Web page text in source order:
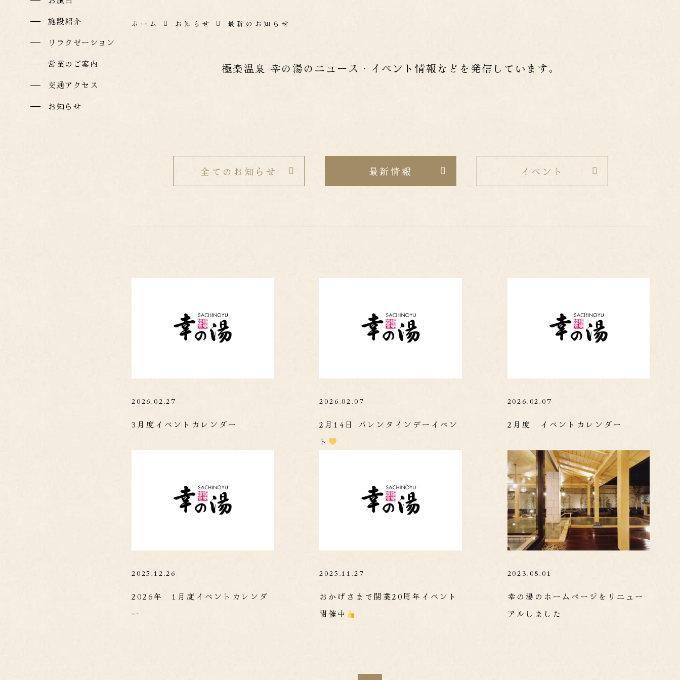
施設紹介
リラクゼーション
営業のご案内
交通アクセス
お知らせ
ホーム お知らせ 最新のお知らせ
極楽温泉 幸の湯のニュース・イベント情報などを発信しています。
全てのお知らせ 最新情報 イベント
2026.02.27
3月度イベントカレンダー
2026.02.07
2月14日 バレンタインデーイベン
ト
2026.02.07
2月度 イベントカレンダー
2025.12.26
2026年 1月度イベントカレンダ
ー
2025.11.27
おかげさまで開業20周年イベント
開催中
2023.08.01
幸の湯のホームページをリニュー
アルしました